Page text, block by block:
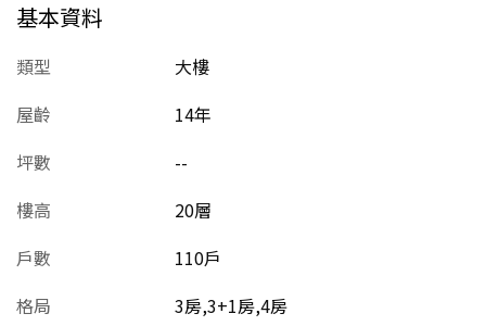
基本資料
類型
大樓
屋齡
14年
坪數
--
樓高
20層
戶數
110戶
格局
3房,3+1房,4房